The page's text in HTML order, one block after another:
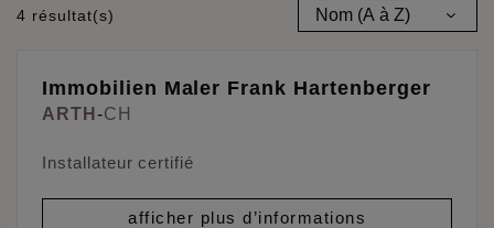
4 résultat(s)
Immobilien Maler Frank Hartenberger
ARTH -CH
Installateur certifié
afficher plus d’informations